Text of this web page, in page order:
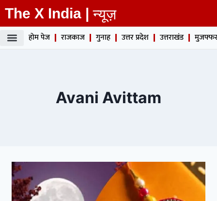
The X India | न्यूज़
होम पेज राजकाज गुनाह उत्तर प्रदेश उत्तराखंड
Avani Avittam